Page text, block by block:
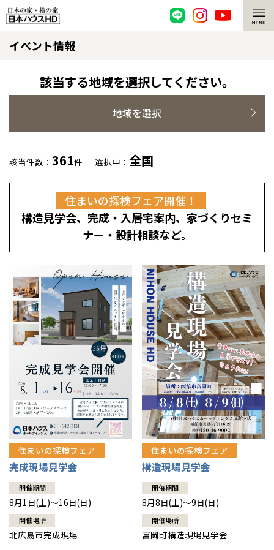
脱炭素・檜の家
環境にやさしい、脱炭素社会の住宅
耐震構造
高耐久住宅
高断熱・高気密の家
エネルギー自給自足
感謝訪問・長期保証
直営工事
1メーターモジュール
冷暖房標準装備
24時間対応コールセンター
デザイン賞各種受賞
セントラルヒーティング
選ばれる理由
檜の魅力 トップ
檜と日本人
1000年を超えて生きる檜
知られざる檜の効果・作用
理想の木材「檜」
注文住宅
グレートステージ
平屋の家
外観・インテリア集
暮らし方提案
住まいのコラム
住まいのお手入れ集
リフォーム トップ
選ばれる理由
リフォームの流れ
介護保険利用で快適リフォーム
賃貸併用住宅のメリット
安心のサポートシステム
展示場案内
分譲住宅・土地
分譲マンション
分譲マンション トップ
ワザックとは
高い信頼性
安心の管理体制
ギャラリー
会社情報
会社情報 トップ
ニュースリリース
代表ごあいさつ
企業理念
会社概要
お問い合わせ
会員サイト
イベント情報
該当する地域を選択してください。
地域を選択
該当件数： 361件 選択中： 全国
住まいの探検フェア開催！
構造見学会、完成・入居宅案内、家づくりセミ
ナー・設計相談など。
住まいの探検フェア
完成現場見学会
開催期間
8月1日(土)～16日(日)
開催場所
北広島市完成現場
住まいの探検フェア
構造現場見学会
開催期間
8月8日(土)～9日(日)
開催場所
富岡町構造現場見学会